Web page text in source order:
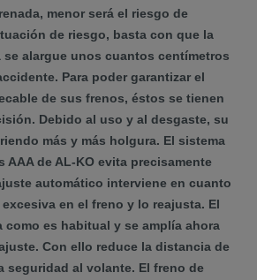
menor será el riesgo de
de riesgo, basta con que la
alargue unos cuantos centímetros
Para poder garantizar el
de sus frenos, éstos se tienen
Debido al uso y al desgaste, su
más y más holgura. El sistema
AAA de AL-KO evita precisamente
automático interviene en cuanto
en el freno y lo reajusta. El
como es habitual y se amplía ahora
Con ello reduce la distancia de
seguridad al volante. El freno de